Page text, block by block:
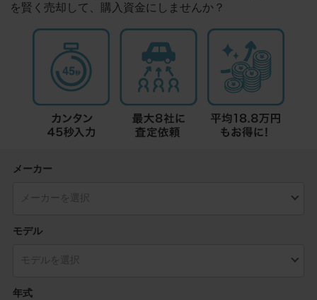
を賢く売却して、購入資金にしませんか？
メーカー
モデル
年式